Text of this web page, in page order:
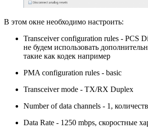
В этом окне необходимо настроить:
Transceiver configuration rules - PCS
не будем использовать
такие как кодек например
PMA configuration rules - basic
Transceiver mode - TX/RX Duplex
Number of data channels - 1,
Data Rate - 1250 mbps, скоростные